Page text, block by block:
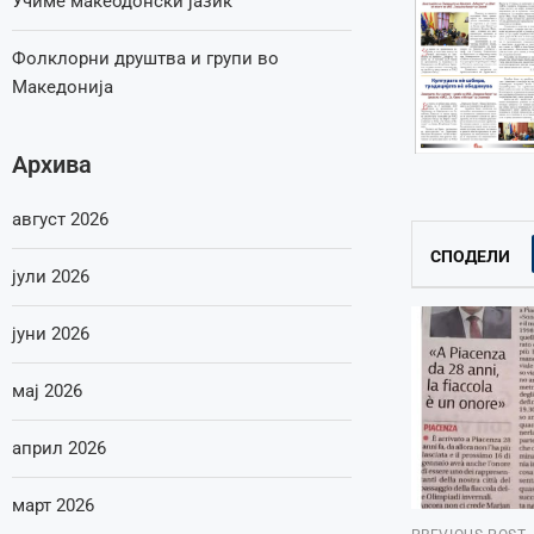
СПОДЕЛИ
Фолклорни друштва и групи во
Македонија
Архива
август 2026
јули 2026
јуни 2026
мај 2026
април 2026
март 2026